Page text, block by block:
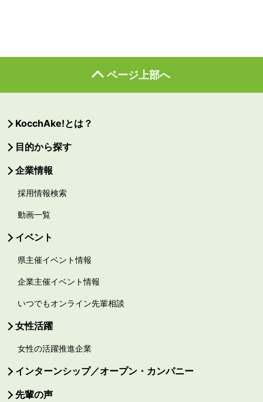
ページ上部へ
KocchAke!とは？
目的から探す
企業情報
採用情報検索
動画一覧
イベント
県主催イベント情報
企業主催イベント情報
いつでもオンライン先輩相談
女性活躍
女性の活躍推進企業
インターンシップ／オープン・カンパニー
先輩の声